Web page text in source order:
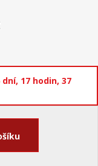
dní, 17 hodin, 37